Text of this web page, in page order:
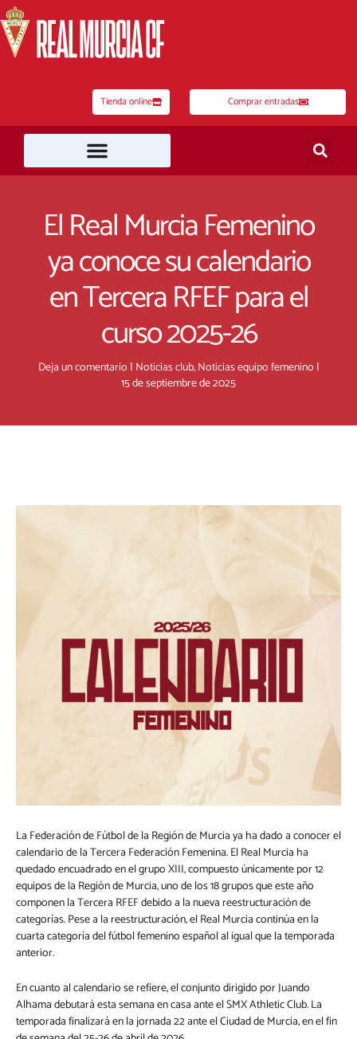
al
contenido
Tienda online Comprar entradas
El Real Murcia Femenino
ya conoce su calendario
en Tercera RFEF para el
curso 2025-26
Deja un comentario | Noticias club,Noticias equipo femenino |
15 de septiembre de 2025
La Federación de Fútbol de la Región de Murcia ya ha dado a conocer el
calendario de la Tercera Federación Femenina. El Real Murcia ha
quedado encuadrado en el grupo XIII, compuesto únicamente por 12
equipos de la Región de Murcia, uno de los 18 grupos que este año
componen la Tercera RFEF debido a la nueva reestructuración de
categorías. Pese a la reestructuración, el Real Murcia continúa en la
cuarta categoría del fútbol femenino español al igual que la temporada
anterior.
En cuanto al calendario se refiere, el conjunto dirigido por Juando
Alhama debutará esta semana en casa ante el SMX Athletic Club. La
temporada finalizará en la jornada 22 ante el Ciudad de Murcia, en el fin